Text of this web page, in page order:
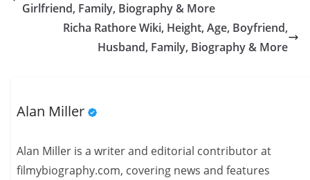
Girlfriend, Family, Biography & More
Richa Rathore Wiki, Height, Age, Boyfriend,
Husband, Family, Biography & More
Alan Miller
Alan Miller is a writer and editorial contributor at
filmybiography.com, covering news and features